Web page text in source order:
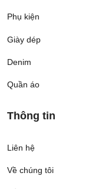
Phụ kiện
Giày dép
Denim
Quần áo
Thông tin
Liên hệ
Về chúng tôi